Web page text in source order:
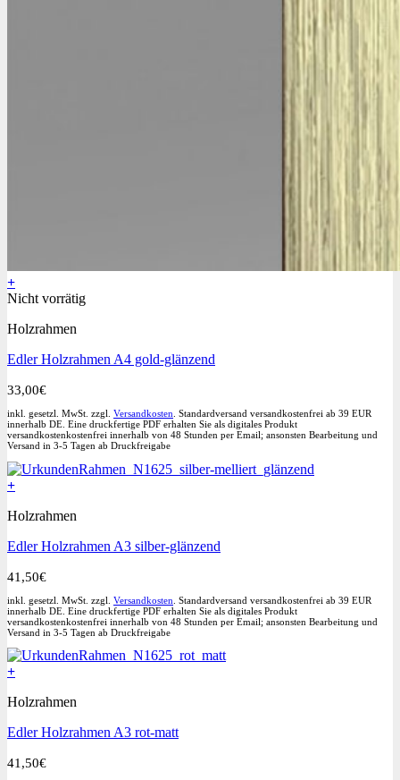
+
Nicht vorrätig
Holzrahmen
Edler Holzrahmen A4 gold-glänzend
33,00€
inkl. gesetzl. MwSt. zzgl. Versandkosten. Standardversand versandkostenfrei ab 39 EUR
innerhalb DE. Eine druckfertige PDF erhalten Sie als digitales Produkt
versandkostenkostenfrei innerhalb von 48 Stunden per Email; ansonsten Bearbeitung und
Versand in 3-5 Tagen ab Druckfreigabe
+
Holzrahmen
Edler Holzrahmen A3 silber-glänzend
41,50€
inkl. gesetzl. MwSt. zzgl. Versandkosten . Standardversand versandkostenfrei ab 39 EUR
innerhalb DE. Eine druckfertige PDF erhalten Sie als digitales Produkt
versandkostenkostenfrei innerhalb von 48 Stunden per Email; ansonsten Bearbeitung und
Versand in 3-5 Tagen ab Druckfreigabe
+
Holzrahmen
Edler Holzrahmen A3 rot-matt
41,50€